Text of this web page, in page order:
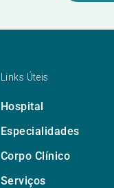
Links Úteis
Hospital
Especialidades
Corpo Clínico
Serviços